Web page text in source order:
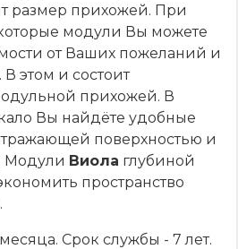
размер прихожей. При
модули Вы можете
от Ваших пожеланий и
этом и состоит
прихожей. В
Вы найдёте удобные
поверхностью и
. Модули Виола глубиной
пространство
Срок службы - 7 лет.